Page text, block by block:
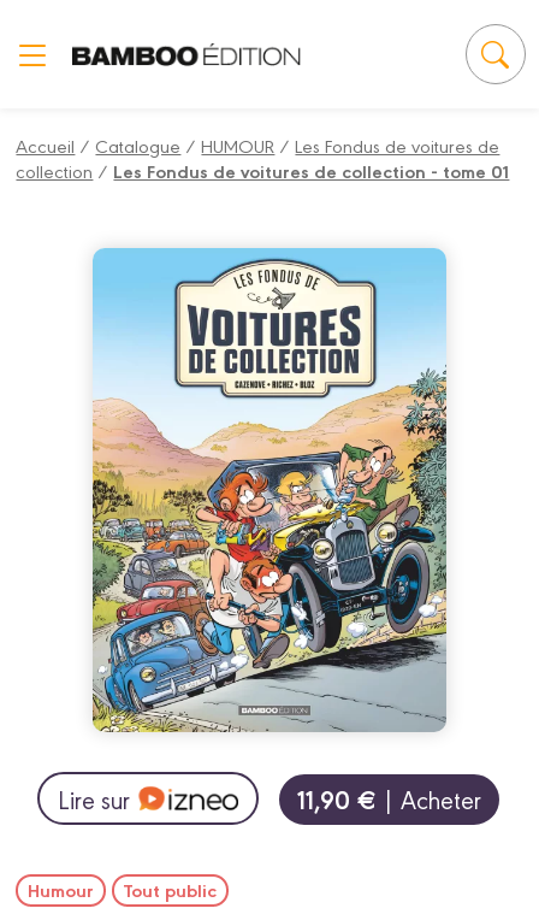
Accueil / Catalogue /HUMOUR /Les Fondus de voitures de
collection / Les Fondus de voitures de collection - tome 01
Lire sur 11,90 € | Acheter
Humour Tout public